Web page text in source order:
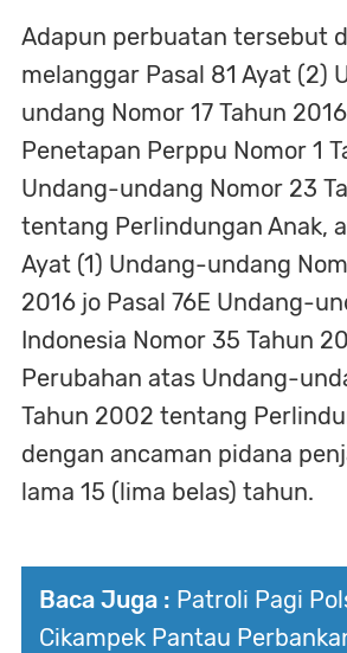
Adapun perbuatan tersebut
melanggar Pasal 81 Ayat (2)
undang Nomor 17 Tahun
Penetapan Perppu Nomor 1
Undang-undang Nomor 23
tentang Perlindungan Anak,
Ayat (1) Undang-undang
2016 jo Pasal 76E Undang-
Indonesia Nomor 35 Tahun
Perubahan atas Undang-
Tahun 2002 tentang
dengan ancaman pidana
lama 15 (lima belas) tahun.
Baca Juga : Patroli Pagi
Cikampek Pantau